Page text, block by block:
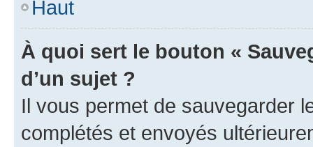
Haut
À quoi sert le bouton «
d’un sujet ?
Il vous permet de sauvegarder
complétés et envoyés